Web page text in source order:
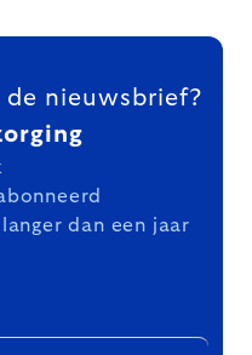
nieuwsbrief?
dan een jaar